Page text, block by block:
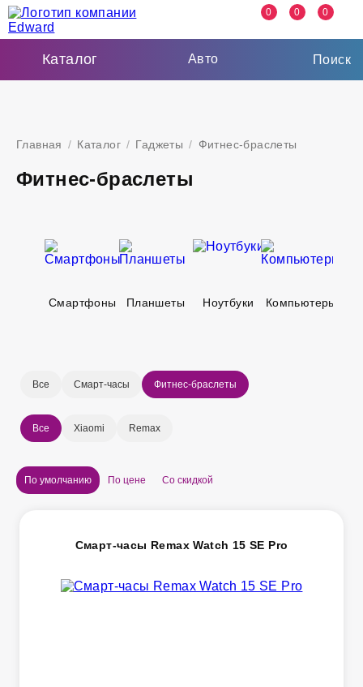
0 0 0
Каталог Авто Поиск
Главная / Каталог / Гаджеты / Фитнес-браслеты
Фитнес-браслеты
Смартфоны Планшеты Ноутбуки Компьютеры
Все Смарт-часы Фитнес-браслеты
Все Xiaomi Remax
По умолчанию По цене Со скидкой
Смарт-часы Remax Watch 15 SE Pro